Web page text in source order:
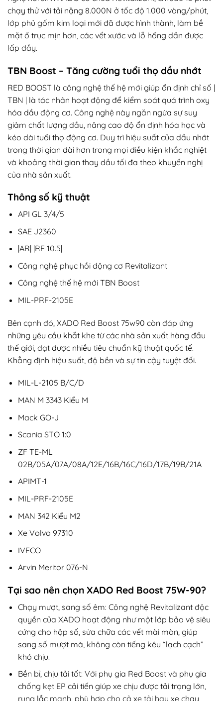
chạy thử với tải nặng 8.000N ở tốc độ 1.000 vòng/phút,
lớp phủ gốm kim loại mới đã được hình thành, làm bề
mặt ổ trục mịn hơn, các vết xước và lỗ hổng dần được
lấp đầy.
TBN Boost – Tăng cường tuổi thọ dầu nhớt
RED BOOST là công nghệ thế hệ mới giúp ổn định chỉ số |
TBN | là tác nhân hoạt động để kiểm soát quá trình oxy
hóa dầu động cơ. Công nghệ này ngăn ngừa sự suy
giảm chất lượng dầu, nâng cao độ ổn định hóa học và
kéo dài tuổi thọ động cơ. Duy trì hiệu suất của dầu nhớt
trong thời gian dài hơn trong mọi điều kiện khắc nghiệt
và khoảng thời gian thay dầu tối đa theo khuyến nghị
của nhà sản xuất.
Thông số kỹ thuật
API GL 3/4/5
SAE J2360
|AR| |RF 10.5|
Công nghệ phục hồi động cơ Revitalizant
Công nghệ thế hệ mới TBN Boost
MIL-PRF-2105E
Bên cạnh đó, XADO Red Boost 75w90 còn đáp ứng
những yêu cầu khắt khe từ các nhà sản xuất hàng đầu
thế giới, đạt được nhiều tiêu chuẩn kỹ thuật quốc tế.
Khẳng định hiệu suất, độ bền và sự tin cậy tuyệt đối.
MIL-L-2105 B/C/D
MAN M 3343 Kiểu M
Mack GO-J
Scania STO 1:0
ZF TE-ML
02B/05A/07A/08A/12E/16B/16C/16D/17B/19B/21A
APIMT-1
MIL-PRF-2105E
MAN 342 Kiểu M2
Xe Volvo 97310
IVECO
Arvin Meritor 076-N
Tại sao nên chọn XADO Red Boost 75W-90?
Chạy mượt, sang số êm: Công nghệ Revitalizant độc
quyền của XADO hoạt động như một lớp bảo vệ siêu
cứng cho hộp số, sửa chữa các vết mài mòn, giúp
sang số mượt mà, không còn tiếng kêu “lạch cạch”
khó chịu.
Bền bỉ, chịu tải tốt: Với phụ gia Red Boost và phụ gia
chống kẹt EP cải tiến giúp xe chịu được tải trọng lớn,
rung lắc mạnh, phù hợp cho cả xe tải hay xe chạy